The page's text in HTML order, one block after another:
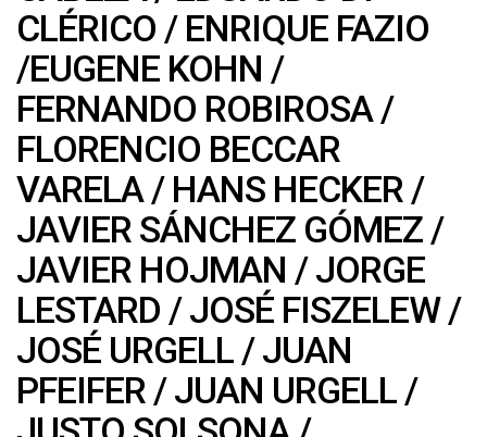
CLÉRICO / ENRIQUE FAZIO
/EUGENE KOHN /
FERNANDO ROBIROSA/
FLORENCIO BECCAR
VARELA/ HANS HECKER /
JAVIER SÁNCHEZ GÓMEZ /
JAVIER HOJMAN /JORGE
LESTARD /JOSÉ FISZELEW/
JOSÉ URGELL /JUAN
PFEIFER /JUAN URGELL /